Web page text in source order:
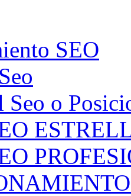
SEO
Seo o